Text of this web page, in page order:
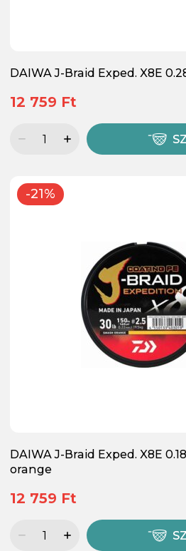
DAIWA J-Braid Exped. X8E
12 759 Ft
-21%
DAIWA J-Braid Exped. X8E
orange
12 759 Ft